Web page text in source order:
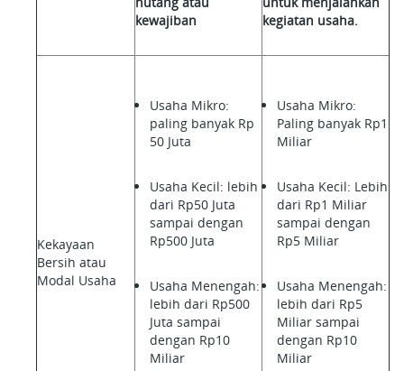
kewajiban
kegiatan usaha.
Kekayaan
Bersih atau
Modal Usaha
Usaha Mikro:
paling banyak Rp
50 Juta
Usaha Kecil: lebih
dari Rp50 Juta
sampai dengan
Rp500 Juta
Usaha Menengah:
lebih dari Rp500
Juta sampai
dengan Rp10
Miliar
Usaha Mikro:
Paling banyak Rp1
Miliar
Usaha Kecil: Lebih
dari Rp1 Miliar
sampai dengan
Rp5 Miliar
Usaha Menengah:
lebih dari Rp5
Miliar sampai
dengan Rp10
Miliar